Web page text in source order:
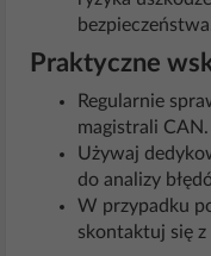
Praktyczne
Regularnie
magistrali CAN.
Używaj
do analizy
W przypadku
skontaktuj się z